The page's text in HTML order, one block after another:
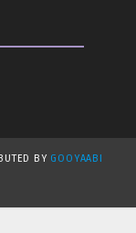
BY GOOYAABI